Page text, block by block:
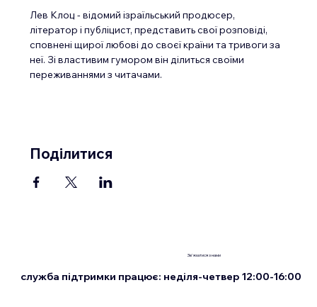
Лев Клоц - відомий ізраїльський продюсер,
літератор і публіцист, представить свої розповіді,
сповнені щирої любові до своєї країни та тривоги за
неї. Зі властивим гумором він ділиться своїми
переживаннями з читачами.
Поділитися
Зв'язатися з нами
служба підтримки працює: неділя-четвер 12:00-16:00